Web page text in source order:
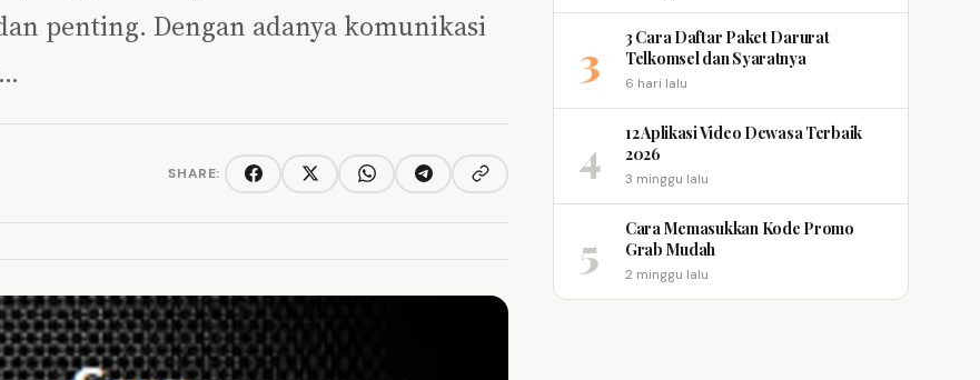
penting. Dengan adanya komunikasi
SHARE: FacebookTwitter/XWhatsAppTelegramCopy link
3
3 Cara Daftar Paket Darurat
Telkomsel dan Syaratnya
6 hari lalu
4
12 Aplikasi Video Dewasa Terbaik
2026
3 minggu lalu
5
Cara Memasukkan Kode Promo
Grab Mudah
2 minggu lalu